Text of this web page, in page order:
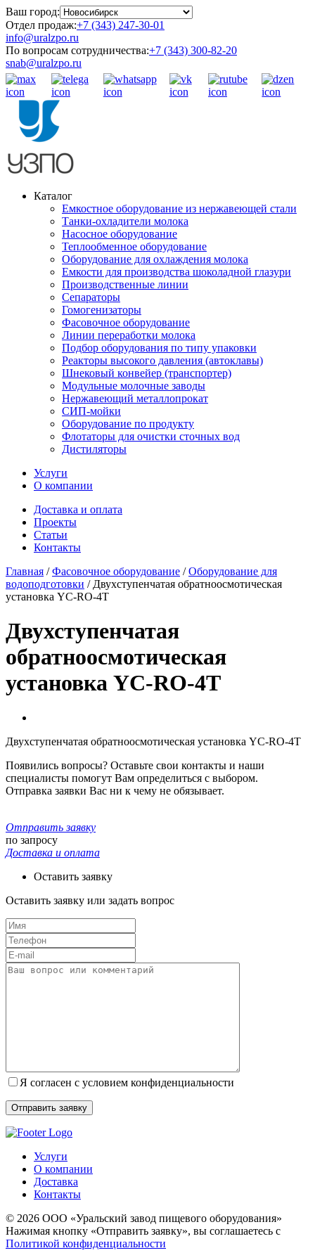
Ваш город:
Отдел продаж:+7 (343) 247-30-01
info@uralzpo.ru
По вопросам сотрудничества:+7 (343) 300-82-20
snab@uralzpo.ru
Каталог
Емкостное оборудование из нержавеющей стали
Танки-охладители молока
Насосное оборудование
Теплообменное оборудование
Оборудование для охлаждения молока
Емкости для производства шоколадной глазури
Производственные линии
Сепараторы
Гомогенизаторы
Фасовочное оборудование
Линии переработки молока
Подбор оборудования по типу упаковки
Реакторы высокого давления (автоклавы)
Шнековый конвейер (транспортер)
Модульные молочные заводы
Нержавеющий металлопрокат
СИП-мойки
Оборудование по продукту
Флотаторы для очистки сточных вод
Дистиляторы
Услуги
О компании
Доставка и оплата
Проекты
Статьи
Контакты
Главная /Фасовочное оборудование /Оборудование для
водоподготовки / Двухступенчатая обратноосмотическая
установка YC-RO-4T
Двухступенчатая
обратноосмотическая
установка YC-RO-4T
Двухступенчатая обратноосмотическая установка YC-RO-4T
Появились вопросы? Оставьте свои контакты и наши
специалисты помогут Вам определиться с выбором.
Отправка заявки Вас ни к чему не обязывает.
Отправить заявку
по запросу
Доставка и оплата
Оставить заявку
Оставить заявку или задать вопрос
Я согласен с условием конфиденциальности
Услуги
О компании
Доставка
Контакты
© 2026 ООО «Уральский завод пищевого оборудования»
Нажимая кнопку «Отправить заявку», вы соглашаетесь с
Политикой конфиденциальности